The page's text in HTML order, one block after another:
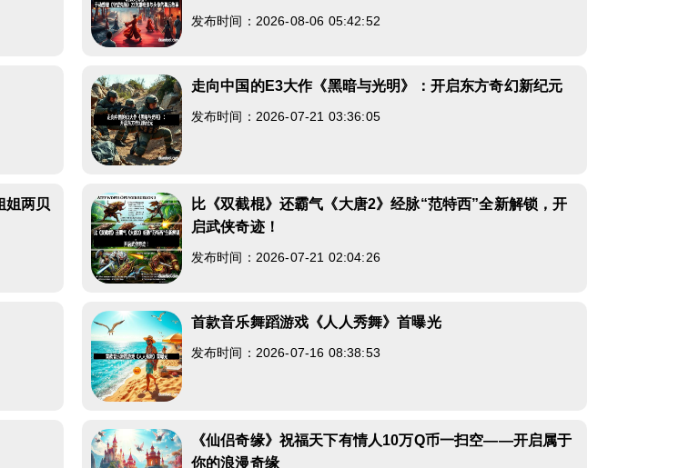
发布时间：2026-08-06 05:42:52
走向中国的E3大作《黑暗与光明》：开启东方奇幻新纪元
发布时间：2026-07-21 03:36:05
姐两贝
比《双截棍》还霸气《大唐2》经脉“范特西”全新解锁，开
启武侠奇迹！
发布时间：2026-07-21 02:04:26
首款音乐舞蹈游戏《人人秀舞》首曝光
发布时间：2026-07-16 08:38:53
《仙侣奇缘》祝福天下有情人10万Q币一扫空——开启属于
你的浪漫奇缘